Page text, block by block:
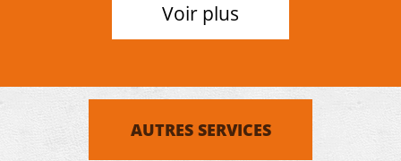
Voir plus
AUTRES SERVICES